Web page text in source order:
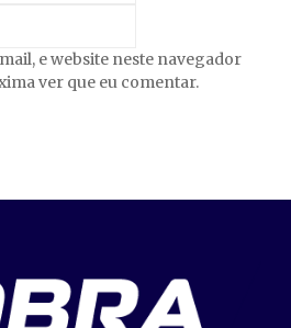
e website neste navegador
ver que eu comentar.